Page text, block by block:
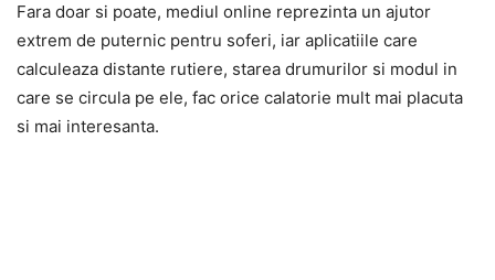
Fara doar si poate, mediul online reprezinta un ajutor
extrem de puternic pentru soferi, iar aplicatiile care
calculeaza distante rutiere, starea drumurilor si modul in
care se circula pe ele, fac orice calatorie mult mai placuta
si mai interesanta.